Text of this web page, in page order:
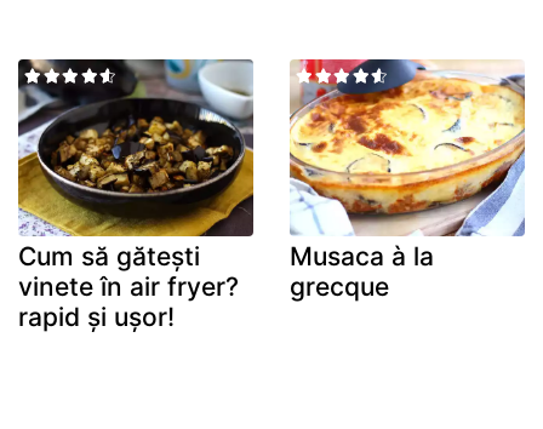
Cum să gătești
vinete în air fryer?
rapid și ușor!
Musaca à la
grecque